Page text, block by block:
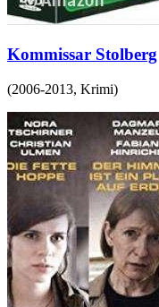
Kommissar Stolberg
(2006-2013, Krimi)